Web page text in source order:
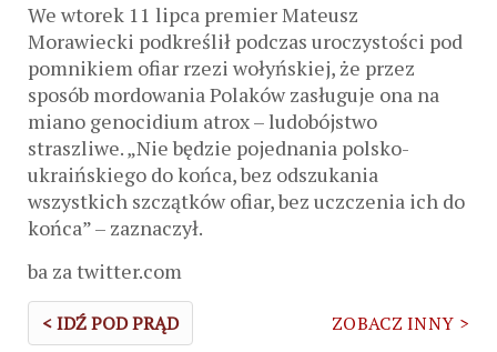
We wtorek 11 lipca premier Mateusz
Morawiecki podkreślił podczas uroczystości pod
pomnikiem ofiar rzezi wołyńskiej, że przez
sposób mordowania Polaków zasługuje ona na
miano genocidium atrox – ludobójstwo
straszliwe. „Nie będzie pojednania polsko-
ukraińskiego do końca, bez odszukania
wszystkich szczątków ofiar, bez uczczenia ich do
końca” – zaznaczył.
ba za twitter.com
< IDŹ POD PRĄD ZOBACZ INNY >